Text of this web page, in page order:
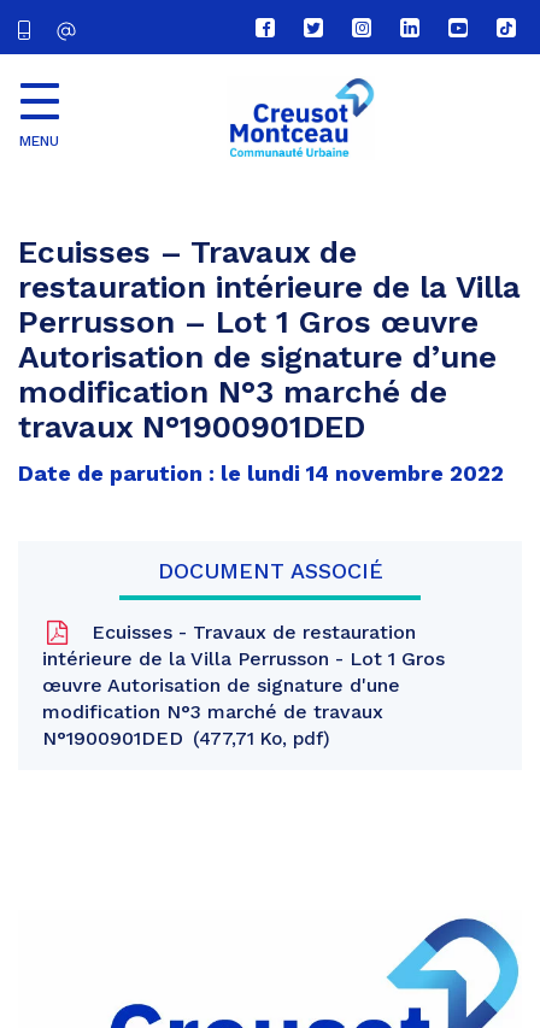
Lien
vers
compte
Facebook
Lien
vers
compte
Twitter
Lien
vers
le
compte
Lien
vers
Lien
vers
Lien
vers
MENU
Ecuisses – Travaux de
restauration intérieure de la Villa
Perrusson – Lot 1 Gros œuvre
Autorisation de signature d’une
modification N°3 marché de
travaux N°1900901DED
Date de parution : le lundi 14 novembre 2022
DOCUMENT ASSOCIÉ
Ecuisses - Travaux de restauration
intérieure de la Villa Perrusson - Lot 1 Gros
œuvre Autorisation de signature d'une
modification N°3 marché de travaux
N°1900901DED
477,71 Ko, pdf
Facebook
Partager